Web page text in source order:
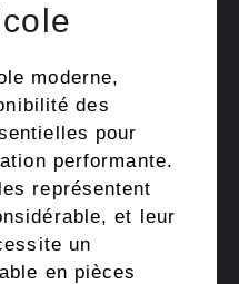
moderne,
des
pour
performante.
représentent
et leur
un
en pièces